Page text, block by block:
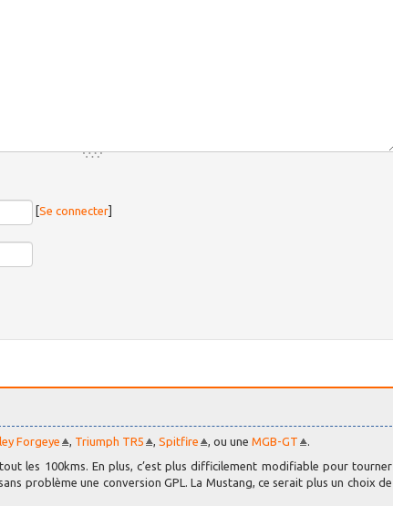
[Se connecter]
Forgeye Triumph TR5 Spitfire , ou une MGB-GT
les 100kms. En plus, c’est plus difficilement modifiable pour tourner
problème une conversion GPL. La Mustang, ce serait plus un choix de